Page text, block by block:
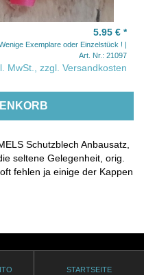
5.95 € *
Exemplare oder Einzelstück !
Art. Nr.: 21097
MwSt., zzgl. Versandkosten
Schutzblech Anbausatz,
seltene Gelegenheit, orig.
fehlen ja einige der Kappen
STARTSEITE